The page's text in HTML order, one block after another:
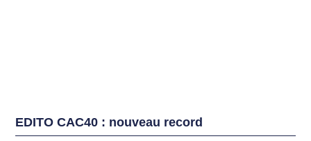
EDITO CAC40 : nouveau record